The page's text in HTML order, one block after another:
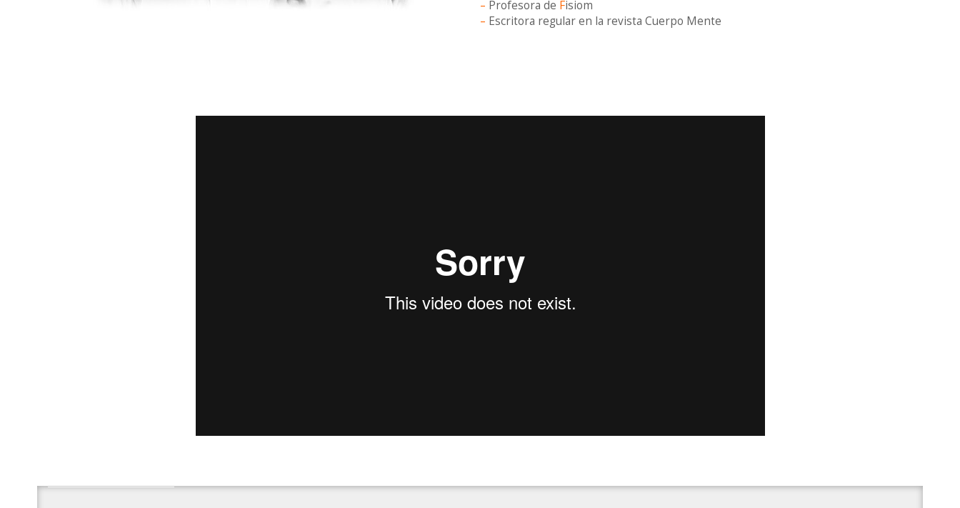
– Profesora de Fisiom
– Escritora regular en la revista Cuerpo Mente